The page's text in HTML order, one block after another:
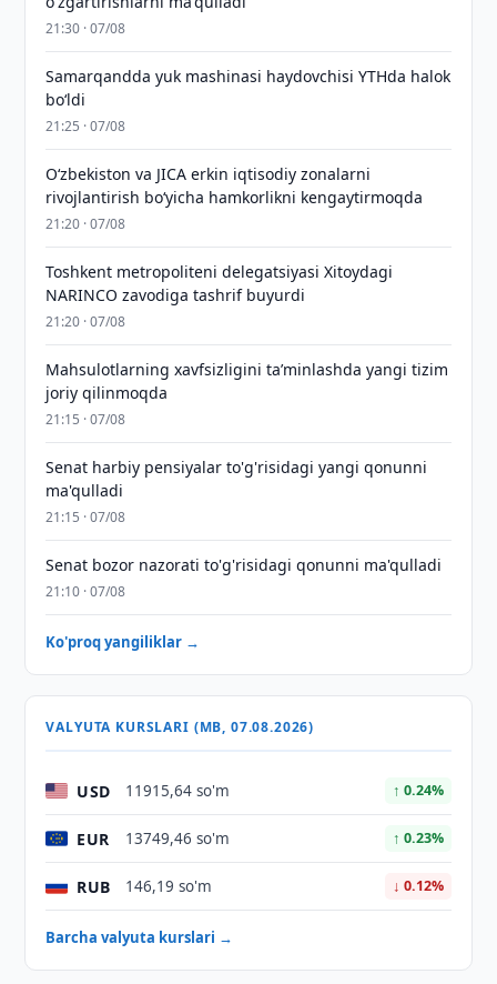
21:30 · 07/08
Samarqandda yuk mashinasi haydovchisi YTHda halok
bo‘ldi
21:25 · 07/08
Oʻzbekiston va JICA erkin iqtisodiy zonalarni
rivojlantirish boʻyicha hamkorlikni kengaytirmoqda
21:20 · 07/08
Toshkent metropoliteni delegatsiyasi Xitoydagi
NARINCO zavodiga tashrif buyurdi
21:20 · 07/08
Mahsulotlarning xavfsizligini taʼminlashda yangi tizim
joriy qilinmoqda
21:15 · 07/08
Senat harbiy pensiyalar to'g'risidagi yangi qonunni
ma'qulladi
21:15 · 07/08
Senat bozor nazorati to'g'risidagi qonunni ma'qulladi
21:10 · 07/08
Ko'proq yangiliklar →
VALYUTA KURSLARI (MB, 07.08.2026)
USD 11915,64 so'm ↑ 0.24%
EUR 13749,46 so'm ↑ 0.23%
RUB 146,19 so'm ↓ 0.12%
Barcha valyuta kurslari →